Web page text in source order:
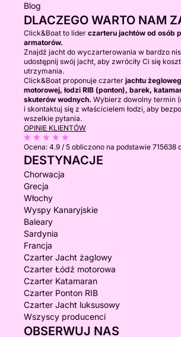
Blog
DLACZEGO WARTO NAM
Click&Boat to lider czarteru jachtów od osób
armatorów.
Znajdź jacht do wyczarterowania w bardzo
udostępnij swój jacht, aby zwróciły Ci się
utrzymania.
Click&Boat proponuje czarter jachtu
motorowej, łodzi RIB (ponton), barek,
skuterów wodnych. Wybierz dowolny termin
i skontaktuj się z właścicielem łodzi, aby
wszelkie pytania.
OPINIE KLIENTÓW
Ocena: 4.9 / 5 obliczono na podstawie 715638
DESTYNACJE
Chorwacja
Grecja
Włochy
Wyspy Kanaryjskie
Baleary
Sardynia
Francja
Czarter Jacht żaglowy
Czarter Łódź motorowa
Czarter Katamaran
Czarter Ponton RIB
Czarter Jacht luksusowy
Wszyscy producenci
OBSERWUJ NAS